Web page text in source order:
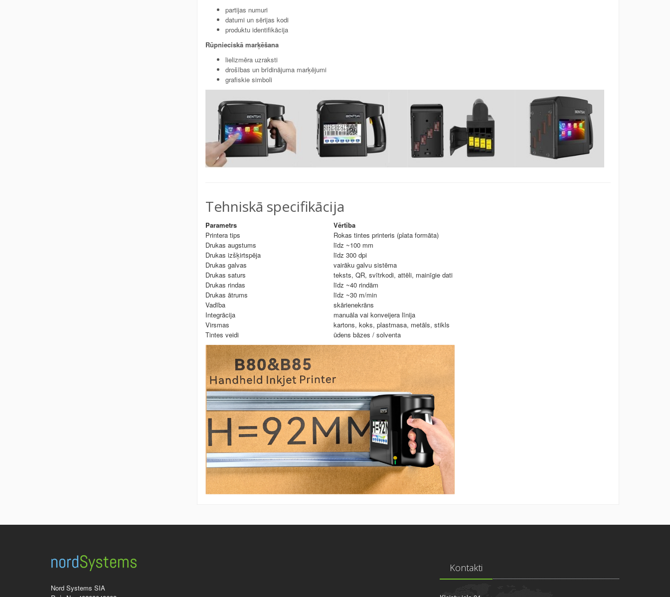
partijas numuri
datumi un sērijas kodi
produktu identifikācija
Rūpnieciskā marķēšana
lielizmēra uzraksti
drošības un brīdinājuma marķējumi
grafiskie simboli
Tehniskā specifikācija
Parametrs
Vērtība
Printera tips
Rokas tintes printeris (plata formāta)
Drukas augstums
līdz ~100 mm
Drukas izšķirtspēja
līdz 300 dpi
Drukas galvas
vairāku galvu sistēma
Drukas saturs
teksts, QR, svītrkodi, attēli, mainīgie dati
Drukas rindas
līdz ~40 rindām
Drukas ātrums
līdz ~30 m/min
Vadība
skārienekrāns
Integrācija
manuāla vai konveijera līnija
Virsmas
kartons, koks, plastmasa, metāls, stikls
Tintes veidi
ūdens bāzes / solventa
Nord Systems SIA
Kontakti